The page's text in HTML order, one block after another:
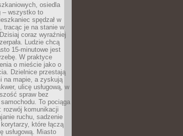
osiedla
– wszystko to
spędzał w
tracąc je na stanie w
coraz wyraźniej
Ludzie chcą
15-minutowe jest
W praktyce
o mieście jako o
Dzielnice przestają
na mapie, a zyskują
ulicę usługową, w
spraw bez
To pociąga
rozwój komunikacji
ruchu, sadzenie
które łączą
usługową. Miasto